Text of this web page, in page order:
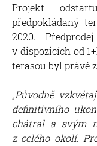
Projekt
předpokládaný
2020.
v dispozicích od
terasou byl právě
„Původně
definitivního
chátral a svým
z celého okolí.